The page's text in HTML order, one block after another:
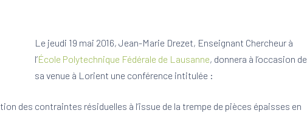
Le jeudi 19 mai 2016, Jean-Marie Drezet, Enseignant Chercheur à
l’École Polytechnique Fédérale de Lausanne, donnera à l’occasion de
sa venue à Lorient une conférence intitulée :
des contraintes résiduelles à l’issue de la trempe de pièces épaisses en